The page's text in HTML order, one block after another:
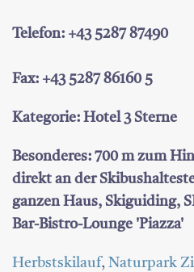
Telefon: +43 5287 87490
Fax: +43 5287 86160 5
Kategorie: Hotel 3 Sterne
Besonderes: 700 m zum
direkt an der
ganzen Haus, Skiguiding,
Bar-Bistro-Lounge 'Piazza'
Herbstskilauf, Naturpark